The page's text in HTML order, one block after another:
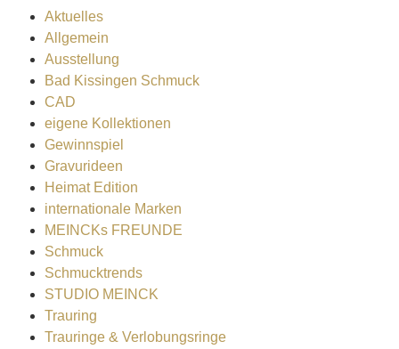
Aktuelles
Allgemein
Ausstellung
Bad Kissingen Schmuck
CAD
eigene Kollektionen
Gewinnspiel
Gravurideen
Heimat Edition
internationale Marken
MEINCKs FREUNDE
Schmuck
Schmucktrends
STUDIO MEINCK
Trauring
Trauringe & Verlobungsringe